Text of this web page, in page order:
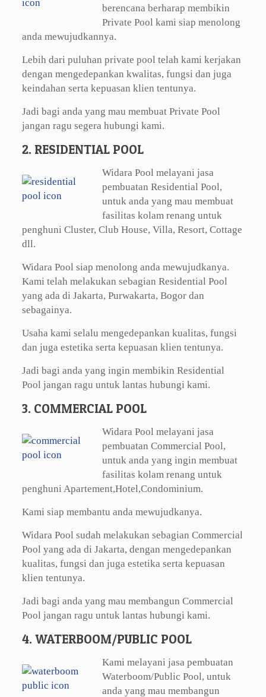
berencana berharap membikin
Private Pool kami siap menolong
anda mewujudkannya.
Lebih dari puluhan private pool telah kami kerjakan
dengan mengedepankan kwalitas, fungsi dan juga
keindahan serta kepuasan klien tentunya.
Jadi bagi anda yang mau membuat Private Pool
jangan ragu segera hubungi kami.
2. RESIDENTIAL POOL
Widara Pool melayani jasa
pembuatan Residential Pool,
untuk anda yang mau membuat
fasilitas kolam renang untuk
penghuni Cluster, Club House, Villa, Resort, Cottage
dll.
Widara Pool siap menolong anda mewujudkanya.
Kami telah melakukan sebagian Residential Pool
yang ada di Jakarta, Purwakarta, Bogor dan
sebagainya.
Usaha kami selalu mengedepankan kualitas, fungsi
dan juga estetika serta kepuasan klien tentunya.
Jadi bagi anda yang ingin membikin Residential
Pool jangan ragu untuk lantas hubungi kami.
3. COMMERCIAL POOL
Widara Pool melayani jasa
pembuatan Commercial Pool,
untuk anda yang ingin membuat
fasilitas kolam renang untuk
penghuni Apartement,Hotel,Condominium.
Kami siap membantu anda mewujudkanya.
Widara Pool sudah melakukan sebagian Commercial
Pool yang ada di Jakarta, dengan mengedepankan
kualitas, fungsi dan juga estetika serta kepuasan
klien tentunya.
Jadi bagi anda yang mau membangun Commercial
Pool jangan ragu untuk lantas hubungi kami.
4. WATERBOOM/PUBLIC POOL
Kami melayani jasa pembuatan
Waterboom/Public Pool, untuk
anda yang mau membangun